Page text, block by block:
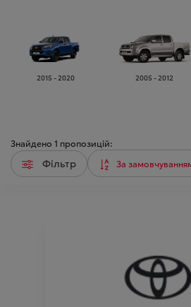
2015 - 2020 2005 - 2012
Знайдено 1 пропозицій:
Фільтр